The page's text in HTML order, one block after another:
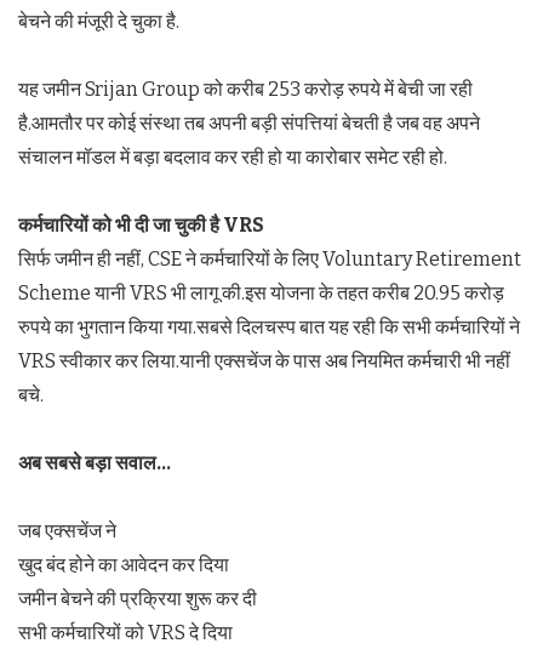
बेचने की मंजूरी दे चुका है.
यह जमीन Srijan Group को करीब 253 करोड़ रुपये में बेची जा रही
है.आमतौर पर कोई संस्था तब अपनी बड़ी संपत्तियां बेचती है जब वह अपने
संचालन मॉडल में बड़ा बदलाव कर रही हो या कारोबार समेट रही हो.
कर्मचारियों को भी दी जा चुकी हैVRS
सिर्फ जमीन ही नहीं, CSE ने कर्मचारियों के लिए Voluntary Retirement
Scheme यानी VRS भी लागू की.इस योजना के तहत करीब 20.95 करोड़
रुपये का भुगतान किया गया.सबसे दिलचस्प बात यह रही कि सभी कर्मचारियों ने
VRS स्वीकार कर लिया.यानी एक्सचेंज के पास अब नियमित कर्मचारी भी नहीं
बचे.
अब सबसे बड़ा सवाल…
जब एक्सचेंज ने
खुद बंद होने का आवेदन कर दिया
जमीन बेचने की प्रक्रिया शुरू कर दी
सभी कर्मचारियों को VRS दे दिया